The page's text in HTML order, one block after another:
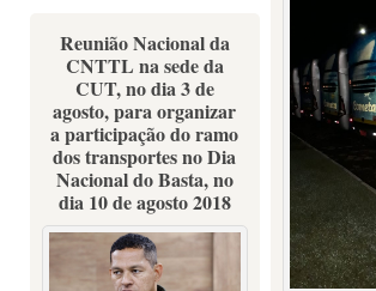
Reunião Nacional da
CNTTL na sede da
CUT, no dia 3 de
agosto, para organizar
a participação do ramo
dos transportes no Dia
Nacional do Basta, no
dia 10 de agosto 2018